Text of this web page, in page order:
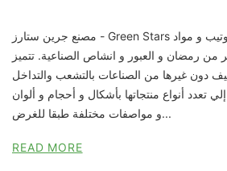
مصنع جرين ستارز - Green Stars من افضل مصانع السلوتيب و مواد
من رمضان و العبور و انشاص الصناعية. تتميز
دون غيرها من الصناعات بالتشعب والتداخل
تعدد أنواع منتجاتها بأشكال و أحجام و ألوان
و مواصفات مختلفة طبقا للغرض...
READ MORE